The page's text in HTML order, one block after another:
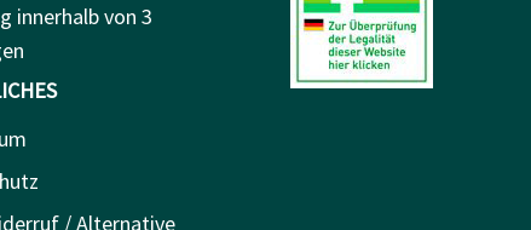
innerhalb von 3
/ Alternative